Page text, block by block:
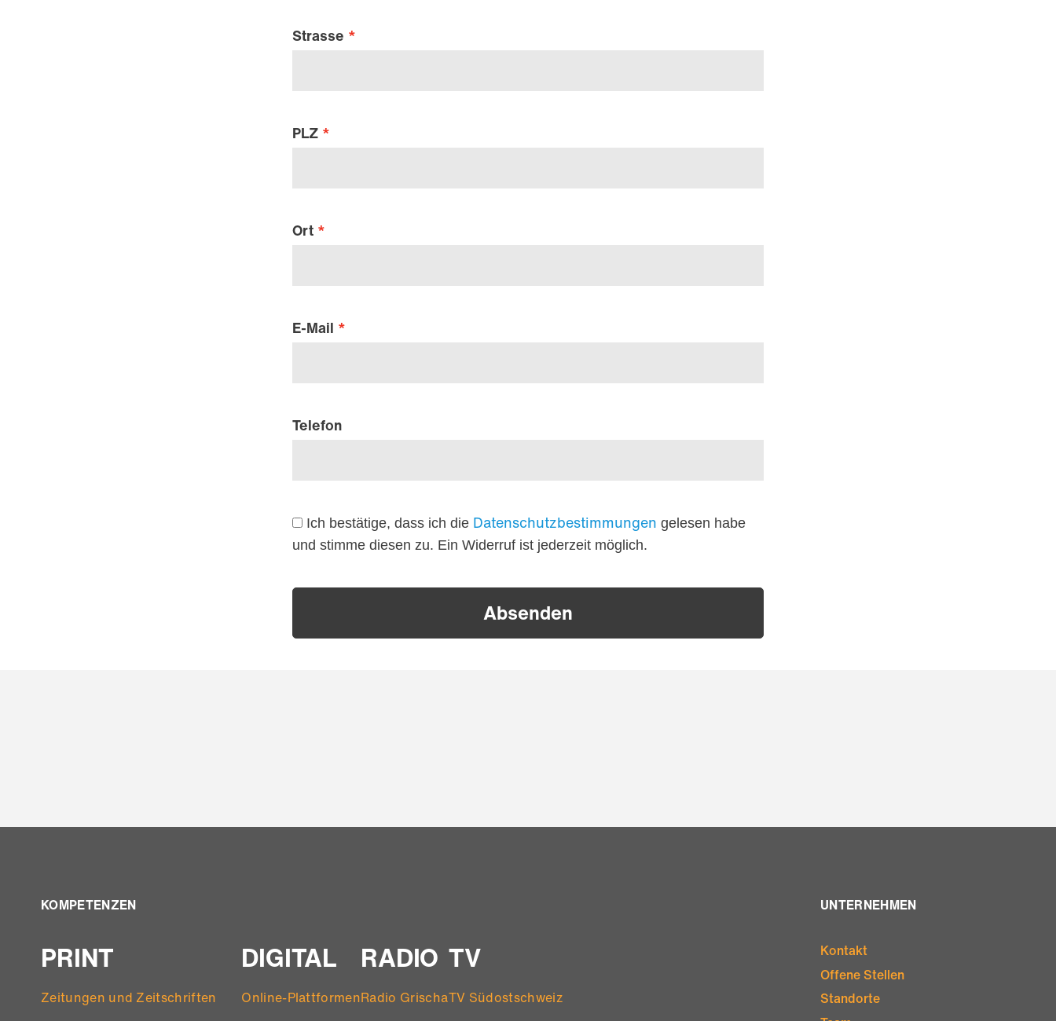
Strasse
PLZ
Ort
E-Mail
Telefon
Ich bestätige, dass ich die Datenschutzbestimmungen gelesen habe
und stimme diesen zu. Ein Widerruf ist jederzeit möglich.
Absenden
KOMPETENZEN
PRINT
Zeitungen und Zeitschriften
DIGITAL
Online-Plattformen
RADIO
Radio Grischa
TV
TV Südostschweiz
UNTERNEHMEN
Kontakt
Offene Stellen
Standorte